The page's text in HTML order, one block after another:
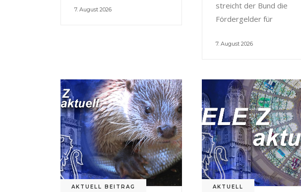
7. August 2026
streicht der Bund die
Fördergelder für
7. August 2026
AKTUELL BEITRAG AKTUELL